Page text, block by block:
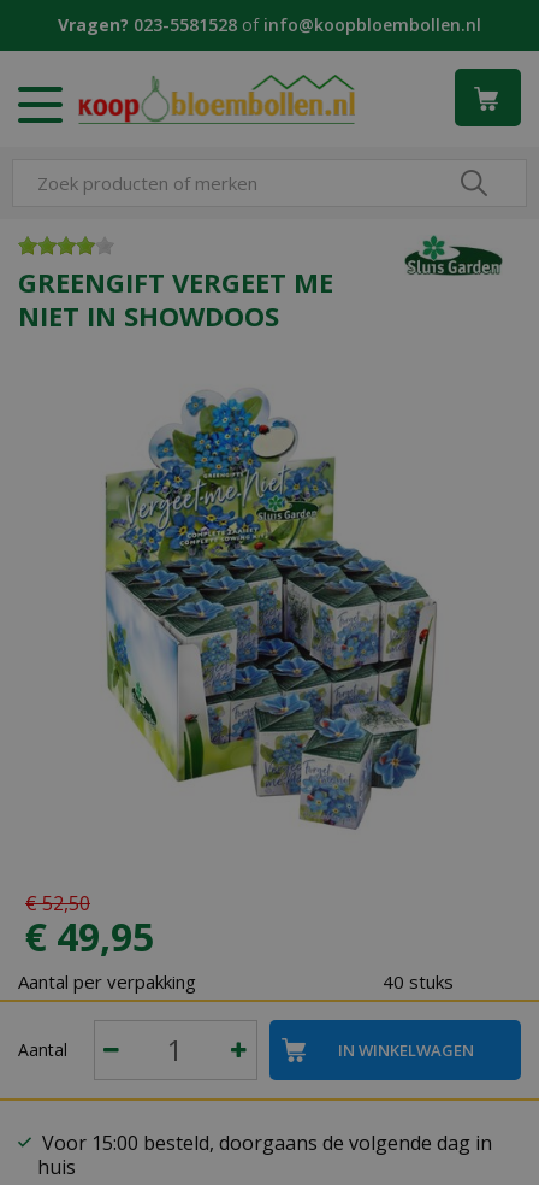
Vragen? 023-5581528 of info@koopbloembollen.nl
GREENGIFT VERGEET ME
NIET IN SHOWDOOS
€52,50
€ 49,95
Aantal per verpakking 40 stuks
Aantal
Voor 15:00 besteld, doorgaans de volgende dag in
huis